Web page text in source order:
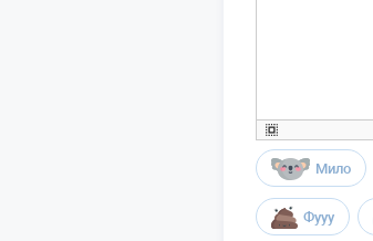
Мило
Фууу